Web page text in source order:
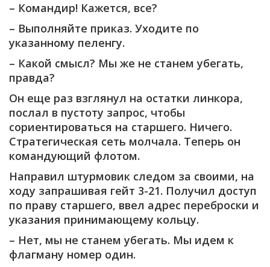
– Командир! Кажется, все?
– Выполняйте приказ. Уходите по
указанному пеленгу.
– Какой смысл? Мы же не станем убегать,
правда?
Он еще раз взглянул на остатки линкора,
послал в пустоту запрос, чтобы
сориентироваться на старшего. Ничего.
Стратегическая сеть молчала. Теперь он
командующий флотом.
Направил штурмовик следом за своими, на
ходу запрашивая гейт 3-21. Получил доступ
по праву старшего, ввел адрес переброски и
указания принимающему кольцу.
– Нет, мы не станем убегать. Мы идем к
флагману номер один.